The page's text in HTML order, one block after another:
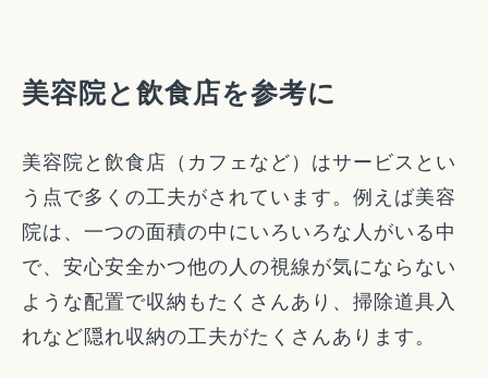
美容院と飲食店を参考に
美容院と飲食店（カフェなど）はサービスとい
う点で多くの工夫がされています。例えば美容
院は、一つの面積の中にいろいろな人がいる中
で、安心安全かつ他の人の視線が気にならない
ような配置で収納もたくさんあり、掃除道具入
れなど隠れ収納の工夫がたくさんあります。